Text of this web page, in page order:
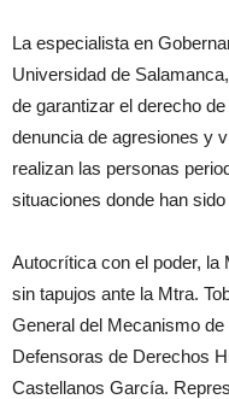
La especialista en
Universidad de
de garantizar el derecho
denuncia de agresiones y
realizan las personas
situaciones donde han sido
Autocrítica con el poder, la
sin tapujos ante la Mtra.
General del Mecanismo
Defensoras de Derechos
Castellanos García.